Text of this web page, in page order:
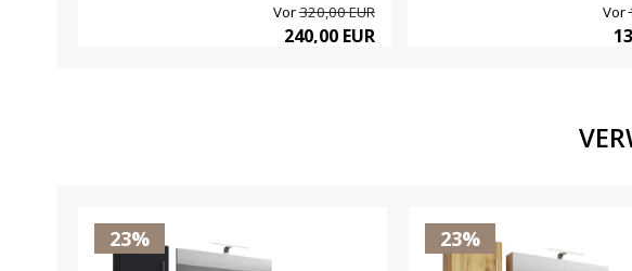
Vor320,00 EUR
240,00 EUR
Vor
23% 23%